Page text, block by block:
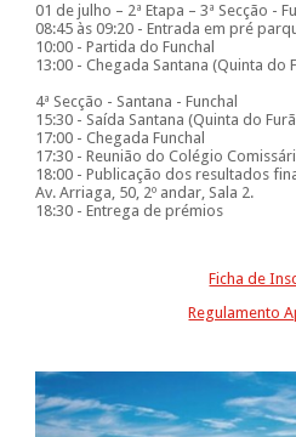
01 de julho – 2ª Etapa – 3ª Secção -
08:45 às 09:20 - Entrada em pré
10:00 - Partida do Funchal
13:00 - Chegada Santana (Quinta do
4ª Secção - Santana - Funchal
15:30 - Saída Santana (Quinta do
17:00 - Chegada Funchal
17:30 - Reunião do Colégio
18:00 - Publicação dos resultados
Av. Arriaga, 50, 2º andar, Sala 2.
18:30 - Entrega de prémios
Ficha de
Regulamento